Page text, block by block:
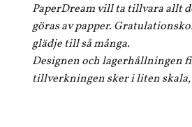
PaperDream vill ta tillvara allt
göras av papper.
glädje till så många.
Designen och lagerhållningen
tillverkningen sker i liten